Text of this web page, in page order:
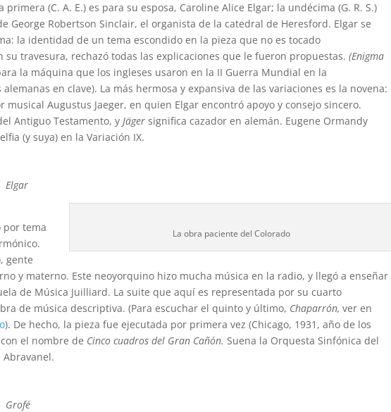
(C. A. E.) es para su esposa, Caroline Alice Elgar; la undécima (G. R. S.)
George Robertson Sinclair, el organista de la catedral de Heresford. Elgar se
la identidad de un tema escondido en la pieza que no es tocado
travesura, rechazó todas las explicaciones que le fueron propuestas.(Enigma
la máquina que los ingleses usaron en la II Guerra Mundial en la
en clave). La más hermosa y expansiva de las variaciones es la novena:
Augustus Jaeger, en quien Elgar encontró apoyo y consejo sincero.
Antiguo Testamento, yJäger significa cazador en alemán. Eugene Ormandy
(y suya) en la Variación IX.
Elgar
La obra paciente del Colorado
por tema
gente
y materno. Este neoyorquino hizo mucha música en la radio, y llegó a enseñar
de Música Juilliard. La suite que aquí es representada por su cuarto
de música descriptiva. (Para escuchar el quinto y último, Chaparrón, ver en
). De hecho, la pieza fue ejecutada por primera vez (Chicago, 1931, año de los
el nombre de Cinco cuadros del Gran Cañón.Suena la Orquesta Sinfónica del
Abravanel.
Grofé